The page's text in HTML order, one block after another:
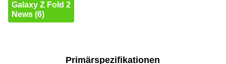
Galaxy Z Fold 2
News (6)
Primärspezifikationen